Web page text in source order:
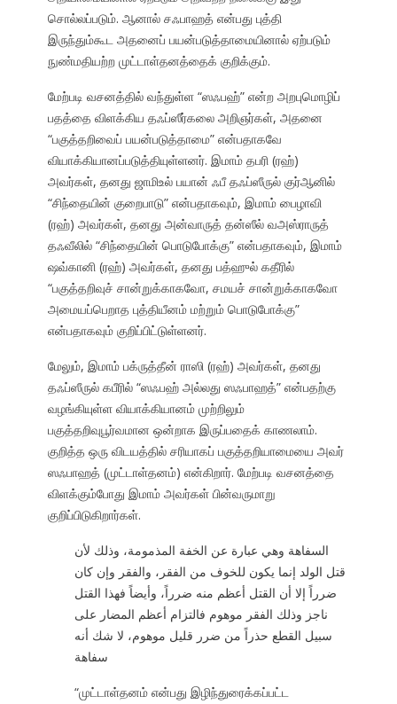
சொல்லப்படும். ஆனால் சஃபாஹத் என்பது புத்தி
இருந்தும்கூட அதனைப் பயன்படுத்தாமையினால் ஏற்படும்
நுண்மதியற்ற முட்டாள்தனத்தைக் குறிக்கும்.
மேற்படி வசனத்தில் வந்துள்ள “ஸஃபஹ்” என்ற அறபுமொழிப்
பதத்தை விளக்கிய தஃப்ஸீர்கலை அறிஞர்கள், அதனை
“பகுத்தறிவைப் பயன்படுத்தாமை” என்பதாகவே
வியாக்கியானப்படுத்தியுள்ளனர். இமாம் தபரி (ரஹ்)
அவர்கள், தனது ஜாமிஉல் பயான் ஃபீ தஃப்ஸீருல் குர்ஆனில்
“சிந்தையின் குறைபாடு” என்பதாகவும், இமாம் பைழாவி
(ரஹ்) அவர்கள், தனது அன்வாருத் தன்ஸீல் வஅஸ்ராருத்
தஃவீலில் “சிந்தையின் பொடுபோக்கு” என்பதாகவும், இமாம்
ஷவ்கானி (ரஹ்) அவர்கள், தனது பத்ஹுல் கதீரில்
“பகுத்தறிவுச் சான்றுக்காகவோ, சமயச் சான்றுக்காகவோ
அமையப்பெறாத புத்தியீனம் மற்றும் பொடுபோக்கு”
என்பதாகவும் குறிப்பிட்டுள்ளனர்.
மேலும், இமாம் பக்ருத்தீன் ராஸி (ரஹ்) அவர்கள், தனது
தஃப்ஸீருல் கபீரில் “ஸஃபஹ் அல்லது ஸஃபாஹத்” என்பதற்கு
வழங்கியுள்ள வியாக்கியானம் முற்றிலும்
பகுத்தறிவுபூர்வமான ஒன்றாக இருப்பதைக் காணலாம்.
குறித்த ஒரு விடயத்தில் சரியாகப் பகுத்தறியாமையை அவர்
ஸஃபாஹத் (முட்டாள்தனம்) என்கிறார். மேற்படி வசனத்தை
விளக்கும்போது இமாம் அவர்கள் பின்வருமாறு
குறிப்பிடுகிறார்கள்.
السفاهة وهي عبارة عن الخفة المذمومة، وذلك لأن
قتل الولد إنما يكون للخوف من الفقر، والفقر وإن كان
ضرراً إلا أن القتل أعظم منه ضرراً، وأيضاً فهذا القتل
ناجز وذلك الفقر موهوم فالتزام أعظم المضار على
سبيل القطع حذراً من ضرر قليل موهوم، لا شك أنه
سفاهة
“முட்டாள்தனம் என்பது இழிந்துரைக்கப்பட்ட